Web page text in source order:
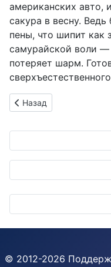
американских авто,
сакура в весну.
пены, что шипит как
самурайской воли
потеряет шарм.
Предыдущий: Suzuki
Назад
© 2012-2026